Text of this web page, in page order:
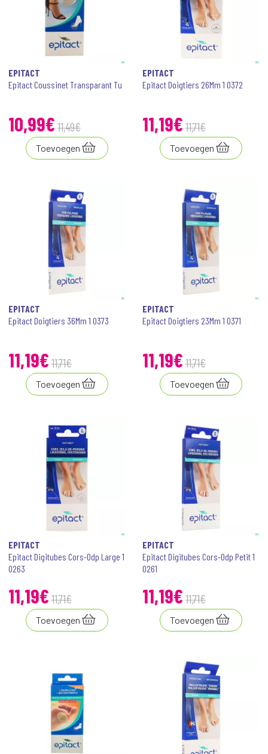
EPITACT
Epitact Coussinet Transparant Tu
10,99€ 11,49€
Toevoegen
EPITACT
Epitact Doigtiers 26Mm 1 0372
11,19€ 11,71€
Toevoegen
EPITACT
Epitact Doigtiers 36Mm 1 0373
11,19€ 11,71€
Toevoegen
EPITACT
Epitact Doigtiers 23Mm 1 0371
11,19€ 11,71€
Toevoegen
EPITACT
Epitact Digitubes Cors-Odp Large 1
0263
11,19€ 11,71€
Toevoegen
EPITACT
Epitact Digitubes Cors-Odp Petit 1
0261
11,19€ 11,71€
Toevoegen